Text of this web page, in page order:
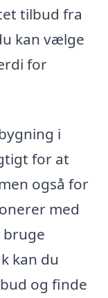
tilbud fra
kan vælge
for
i
for at
også for
med
bruge
kan du
og finde